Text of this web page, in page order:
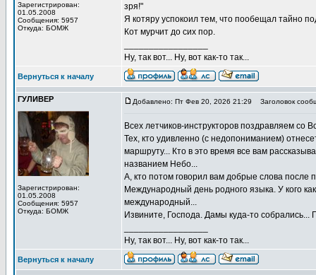
Зарегистрирован:
01.05.2008
Сообщения: 5957
Откуда: БОМЖ
зря!"
Я котяру успокоил тем, что пообещал тайно
Кот мурчит до сих пор.
Ну, так вот... Ну, вот как-то так...
Вернуться к началу
ГУЛИВЕР
Зарегистрирован:
01.05.2008
Сообщения: 5957
Откуда: БОМЖ
Добавлено: Пт Фев 20, 2026 21:29 Заголовок
Всех летчиков-инструкторов поздравляем со
Тех, кто удивленно (с недопониманием)
маршруту... Кто в это время все вам
названием Небо...
А, кто потом говорил вам добрые слова после
Международный день родного языка. У кого
международный...
Извините, Господа. Дамы куда-то
Ну, так вот... Ну, вот как-то так...
Вернуться к началу